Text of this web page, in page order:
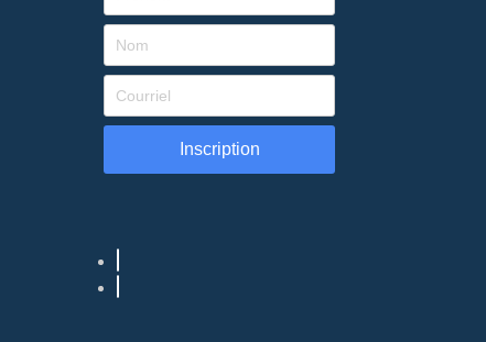
Inscription